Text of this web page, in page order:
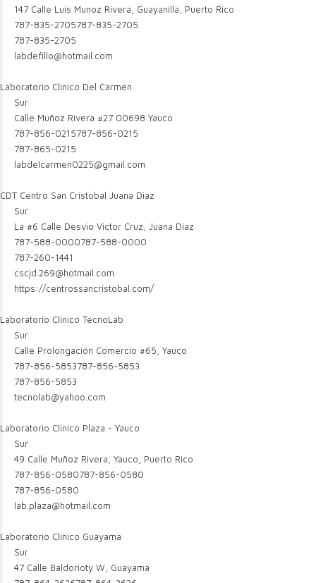
147 Calle Luis Munoz Rivera, Guayanilla, Puerto Rico
787-835-2705787-835-2705
787-835-2705
labdefillo@hotmail.com
Laboratorio Clinico Del Carmen
Sur
Calle Muñoz Rivera #27 00698 Yauco
787-856-0215787-856-0215
787-865-0215
labdelcarmen0225@gmail.com
CDT Centro San Cristobal Juana Diaz
Sur
La #6 Calle Desvio Victor Cruz, Juana Díaz
787-588-0000787-588-0000
787-260-1441
cscjd.269@hotmail.com
https://centrossancristobal.com/
Laboratorio Clinico TecnoLab
Sur
Calle Prolongación Comercio #65, Yauco
787-856-5853787-856-5853
787-856-5853
tecnolab@yahoo.com
Laboratorio Clinico Plaza - Yauco
Sur
49 Calle Muñoz Rivera, Yauco, Puerto Rico
787-856-0580787-856-0580
787-856-0580
lab.plaza@hotmail.com
Laboratorio Clinico Guayama
Sur
47 Calle Baldorioty W, Guayama